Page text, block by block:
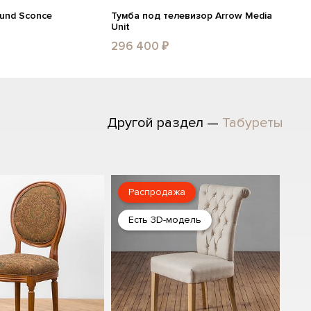
Sconce
Тумба под телевизор Arrow Media
Unit
296 400 ₽
Другой раздел — Табуреты
Распродажа
Есть 3D-модель